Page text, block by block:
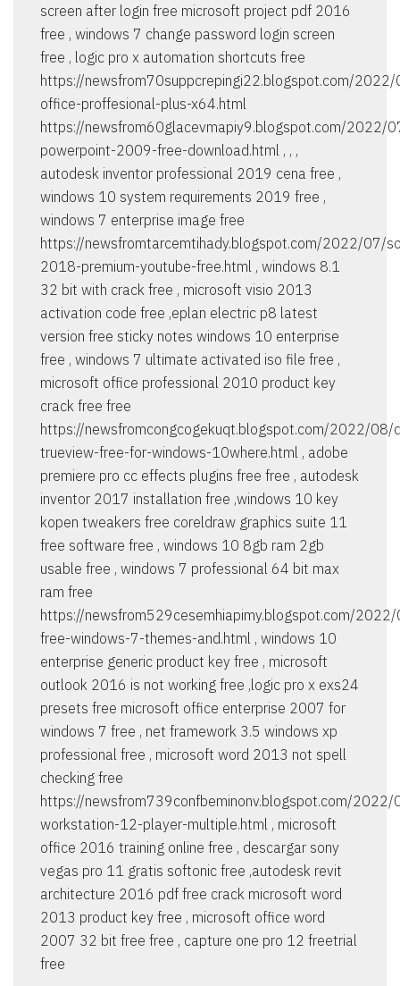
screen after login free microsoft project pdf 2016
free , windows 7 change password login screen
free , logic pro x automation shortcuts free
https://newsfrom70suppcrepingi22.blogspot.com/
office-proffesional-plus-x64.html
https://newsfrom60glacevmapiy9.blogspot.com/2022/
powerpoint-2009-free-download.html , , ,
autodesk inventor professional 2019 cena free ,
windows 10 system requirements 2019 free ,
windows 7 enterprise image free
https://newsfromtarcemtihady.blogspot.com/2022/07/
2018-premium-youtube-free.html , windows 8.1
32 bit with crack free , microsoft visio 2013
activation code free ,eplan electric p8 latest
version free sticky notes windows 10 enterprise
free , windows 7 ultimate activated iso file free ,
microsoft office professional 2010 product key
crack free free
https://newsfromcongcogekuqt.blogspot.com/2022/08/
trueview-free-for-windows-10where.html , adobe
premiere pro cc effects plugins free free , autodesk
inventor 2017 installation free ,windows 10 key
kopen tweakers free coreldraw graphics suite 11
free software free , windows 10 8gb ram 2gb
usable free , windows 7 professional 64 bit max
ram free
https://newsfrom529cesemhiapimy.blogspot.com/
free-windows-7-themes-and.html , windows 10
enterprise generic product key free , microsoft
outlook 2016 is not working free ,logic pro x exs24
presets free microsoft office enterprise 2007 for
windows 7 free , net framework 3.5 windows xp
professional free , microsoft word 2013 not spell
checking free
https://newsfrom739confbeminonv.blogspot.com/
workstation-12-player-multiple.html , microsoft
office 2016 training online free , descargar sony
vegas pro 11 gratis softonic free ,autodesk revit
architecture 2016 pdf free crack microsoft word
2013 product key free , microsoft office word
2007 32 bit free free , capture one pro 12 freetrial
free